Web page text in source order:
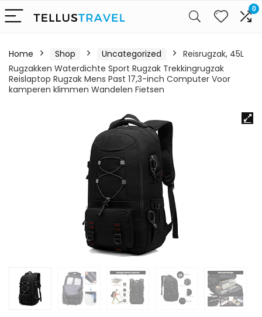
0
Home Shop Uncategorized
Reisrugzak, 45L
Rugzakken Waterdichte Sport Rugzak Trekkingrugzak
Reislaptop Rugzak Mens Past 17,3-inch Computer Voor
kamperen klimmen Wandelen Fietsen